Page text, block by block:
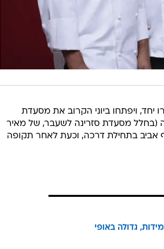
יחד, ויפתחו ביוני הקרוב את מסעדת
(בחלל מסעדת סזרינה לשעבר, של מאיר
בתחילת דרכה, וכעת לאחר תקופה
גדולה באופי